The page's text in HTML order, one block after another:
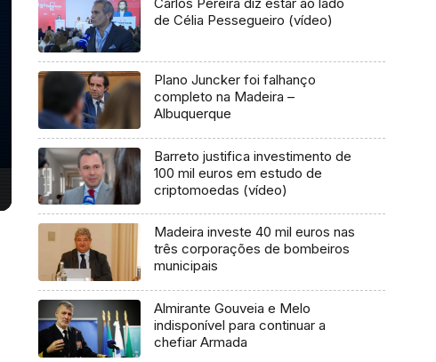
Carlos Pereira diz estar ao lado
de Célia Pessegueiro (vídeo)
Plano Juncker foi falhanço
completo na Madeira –
Albuquerque
Barreto justifica investimento de
100 mil euros em estudo de
criptomoedas (vídeo)
Madeira investe 40 mil euros nas
três corporações de bombeiros
municipais
Almirante Gouveia e Melo
indisponível para continuar a
chefiar Armada